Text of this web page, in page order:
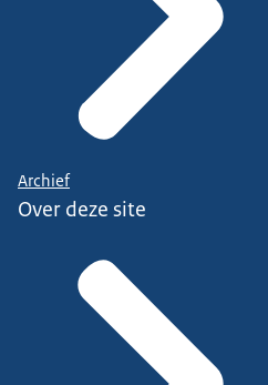
Archief
Over deze site